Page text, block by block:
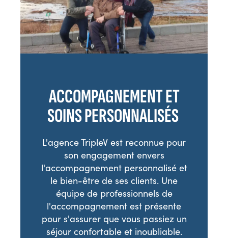
ACCOMPAGNEMENT ET
SOINS PERSONNALISÉS
L'agence TripleV est reconnue pour
son engagement envers
l'accompagnement personnalisé et
le bien-être de ses clients. Une
équipe de professionnels de
l'accompagnement est présente
pour s'assurer que vous passiez un
séjour confortable et inoubliable.